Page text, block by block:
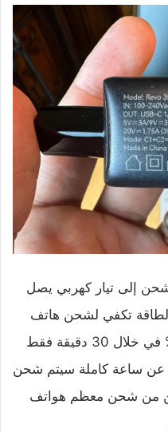
إلى تيار كهربي يصل
الطاقة تكفي لشحن هاتف
iPhone 13 Pro حتى نسبة 50% في خلال 30 دقيقة فقط
عن ساعة كاملة سيتم شحن
من شحن معظم هواتف